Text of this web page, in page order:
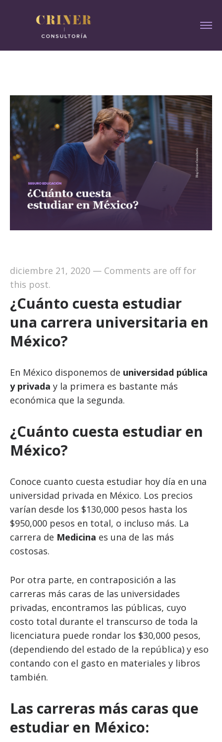
diciembre 21, 2020— Comments are off for
this post.
¿Cuánto cuesta estudiar
una carrera universitaria en
México?
En México disponemos de universidad pública
y privada y la primera es bastante más
económica que la segunda.
¿Cuánto cuesta estudiar en
México?
Conoce cuanto cuesta estudiar hoy día en una
universidad privada en México. Los precios
varían desde los $130,000 pesos hasta los
$950,000 pesos en total, o incluso más. La
carrera de Medicina es una de las más
costosas.
Por otra parte, en contraposición a las
carreras más caras de las universidades
privadas, encontramos las públicas, cuyo
costo total durante el transcurso de toda la
licenciatura puede rondar los $30,000 pesos,
(dependiendo del estado de la república) y eso
contando con el gasto en materiales y libros
también.
Las carreras más caras que
estudiar en México: